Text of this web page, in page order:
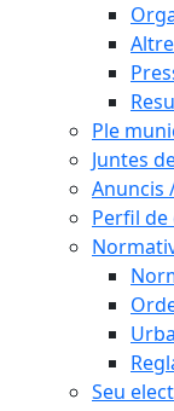
Ple
Juntes
Anuncis
Perfil
Seu